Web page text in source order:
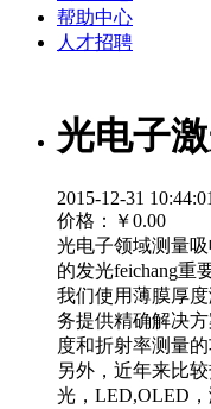
帮助中心
人才招聘
光电子
2015-12-31
价格：
￥0.00
光电子领域测量
的发光feichang重要
我们使用薄膜厚
务提供精确解决
度和折射率测量的
另外，近年来比
光，LED,OLED